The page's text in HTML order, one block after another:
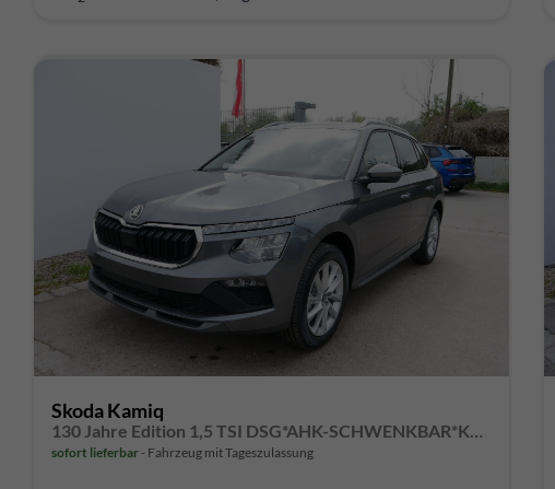
Skoda Kamiq
130 Jahre Edition 1,5 TSI DSG*AHK-SCHWENKBAR*KAMERA*KESSY*TEMPOMAT*WINTERPAKET*
sofort lieferbar Fahrzeug mit Tageszulassung